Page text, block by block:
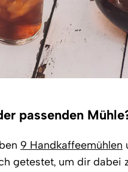
passenden
9 Handkaffeemühlen
getestet, um dir dabei